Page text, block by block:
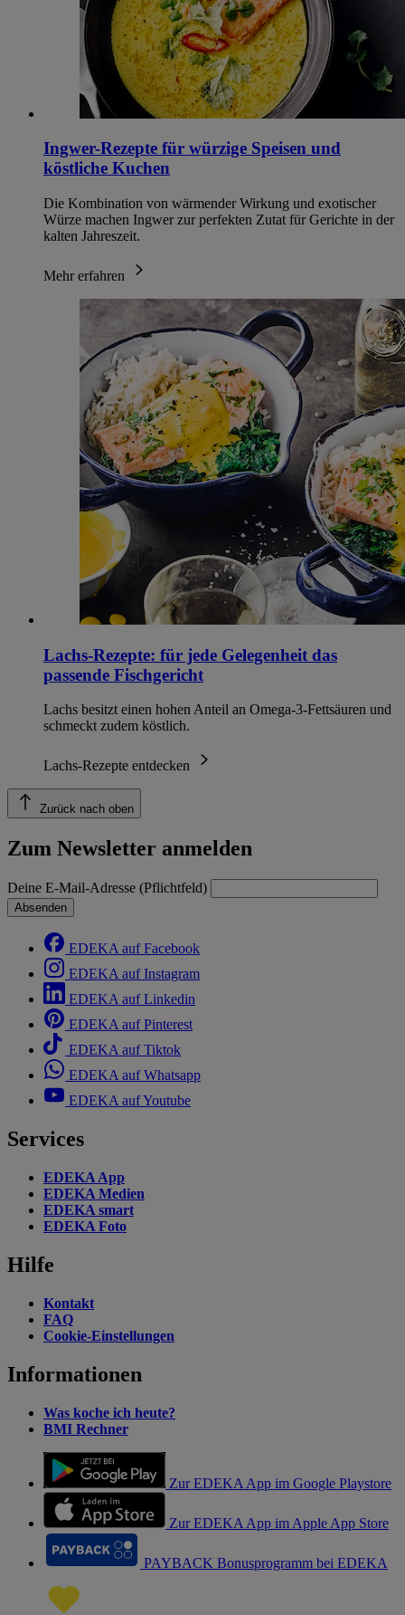
Ingwer-Rezepte für würzige Speisen und
köstliche Kuchen
Die Kombination von wärmender Wirkung und exotischer
Würze machen Ingwer zur perfekten Zutat für Gerichte in der
kalten Jahreszeit.
Mehr erfahren
Lachs-Rezepte: für jede Gelegenheit das
passende Fischgericht
Lachs besitzt einen hohen Anteil an Omega-3-Fettsäuren und
schmeckt zudem köstlich.
Lachs-Rezepte entdecken
Zurück nach oben
Zum Newsletter anmelden
Deine E-Mail-Adresse (Pflichtfeld)
Absenden
EDEKA auf Facebook
EDEKA auf Instagram
EDEKA auf Linkedin
EDEKA auf Pinterest
EDEKA auf Tiktok
EDEKA auf Whatsapp
EDEKA auf Youtube
Services
EDEKA App
EDEKA Medien
EDEKA smart
EDEKA Foto
Hilfe
Kontakt
FAQ
Cookie-Einstellungen
Informationen
Was koche ich heute?
BMI Rechner
Zur EDEKA App im Google Playstore
Zur EDEKA App im Apple App Store
PAYBACK Bonusprogramm bei EDEKA